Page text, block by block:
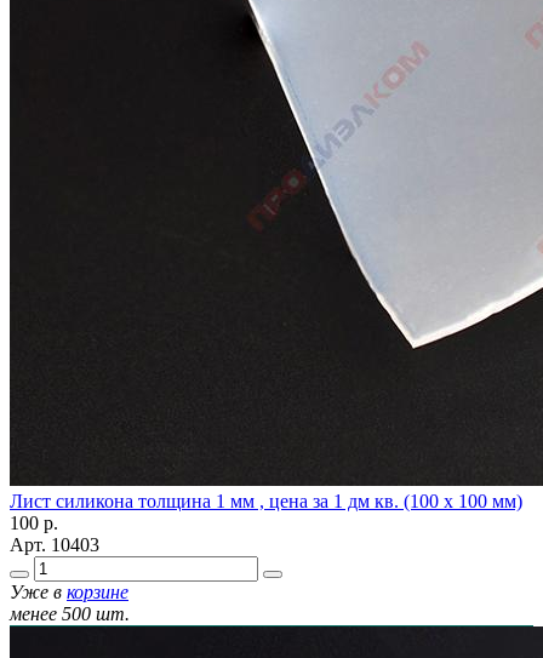
Лист силикона толщина 1 мм , цена за 1 дм кв. (100 х 100 мм)
100 р.
Арт. 10403
Уже в корзине
менее 500 шт.